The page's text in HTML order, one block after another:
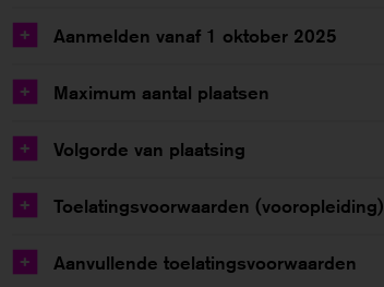
+ Aanmelden vanaf 1 oktober 2025
+ Maximum aantal plaatsen
+ Volgorde van plaatsing
+ Toelatingsvoorwaarden (vooropleiding)
+ Aanvullende toelatingsvoorwaarden